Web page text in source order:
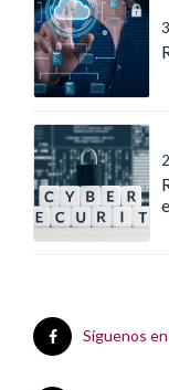
Síguenos